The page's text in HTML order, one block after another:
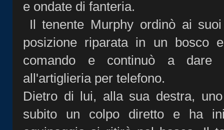
e ondate di fanteria.
Il tenente Murphy ordinò ai
posizione riparata in un bosco
comando e continuò a dare
all'artiglieria per telefono.
Dietro di lui, alla sua destra,
subito un colpo diretto e ha